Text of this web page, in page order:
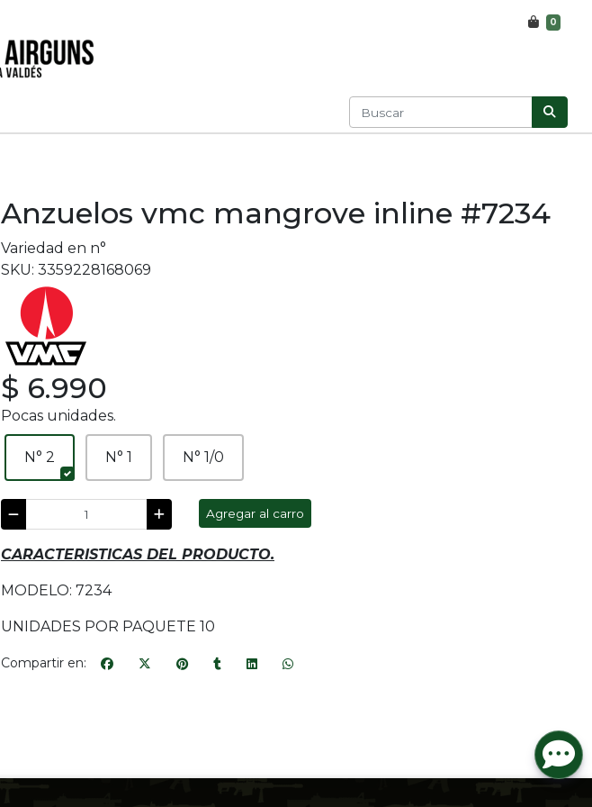
0
Anzuelos vmc mangrove inline #7234
Variedad en n°
SKU: 3359228168069
$ 6.990
Pocas unidades.
N° 2 N° 1 N° 1/0
Agregar al carro
CARACTERISTICAS DEL PRODUCTO.
MODELO: 7234
UNIDADES POR PAQUETE 10
Compartir en: